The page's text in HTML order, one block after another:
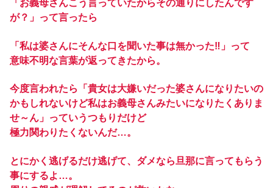
「お義母さんこう言っていたからその通りにしたんです
が？」って言ったら
「私は婆さんにそんな口を聞いた事は無かった‼︎」って
意味不明な言葉が返ってきたから。
今度言われたら「貴女は大嫌いだった婆さんになりたいの
かもしれないけど私はお義母さんみたいになりたくありま
せ～ん」っていうつもりだけど
極力関わりたくないんだ…。
とにかく逃げるだけ逃げて、ダメなら旦那に言ってもらう
事にするよ…。